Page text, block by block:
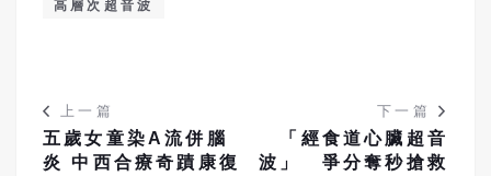
高層次超音波
上一篇
五歲女童染A流併腦
炎 中西合療奇蹟康復
下一篇
「經食道心臟超音
波」 爭分奪秒搶救